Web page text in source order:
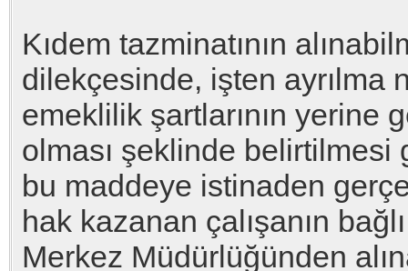
Kıdem tazminatının
dilekçesinde, işten ayrılma
emeklilik şartlarının yerine
olması şeklinde belirtilmesi
bu maddeye istinaden
hak kazanan çalışanın
Merkez Müdürlüğünden